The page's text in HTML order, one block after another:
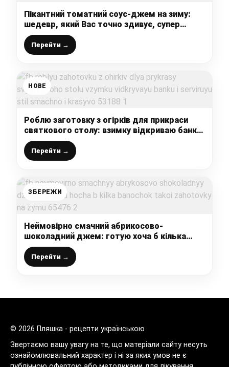
Пікантний томатний соус-джем на зиму:
шедевр, який Вас точно здивує, супер
рецепт, запевняю, що будете готувати так
завжди і багато
Перейти →
НОВЕ
Роблю заготовку з огірків для прикраси
святкового столу: взимку відкриваю банку і
сервірую стіл – смачно і красиво
Перейти →
ЗБЕРЕЖИ
Неймовірно смачний абрикосово-
шоколадний джем: готую хоча б кілька
баночок такої заготовки на зиму
Перейти →
© 2026 Пляшка - рецепти українською
Звертаємо вашу увагу на те, що матеріали сайту несуть
ознайомлювальний характер і ні за яких умов не є